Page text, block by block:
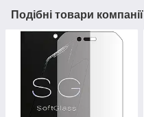
Подібні товари компанії